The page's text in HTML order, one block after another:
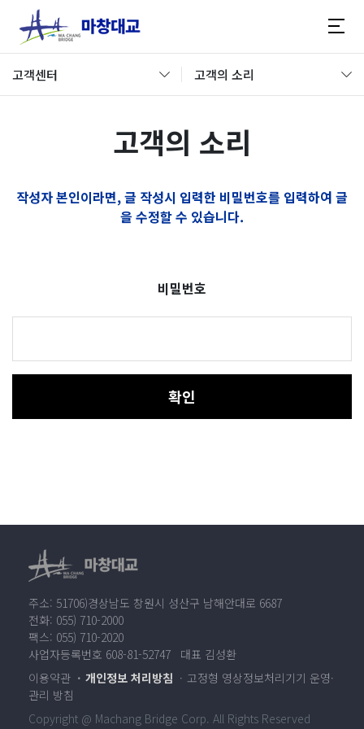
고객센터 고객의 소리
고객의 소리
작성자 본인이라면, 글 작성시 입력한 비밀번호를 입력하여 글
을 수정할 수 있습니다.
비밀번호
확인
주소: 51706)경상남도 창원시 성산구 남해안대로 6687
전화: 055) 710-2000
팩스: 055) 710-2020
사업자등록번호 608-81-52747 대표 김성환
이용약관
개인정보 처리방침
고정형 영상정보처리기기 운영·
관리 방침
Copyright @ Machang Bridge Corp. All Rights Reserved